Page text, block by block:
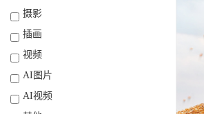
摄影
插画
视频
AI图片
AI视频